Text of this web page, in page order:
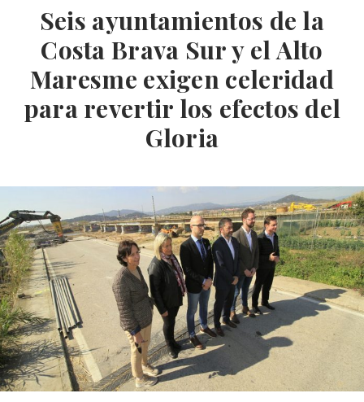
Seis ayuntamientos de la
Costa Brava Sur y el Alto
Maresme exigen celeridad
para revertir los efectos del
Gloria